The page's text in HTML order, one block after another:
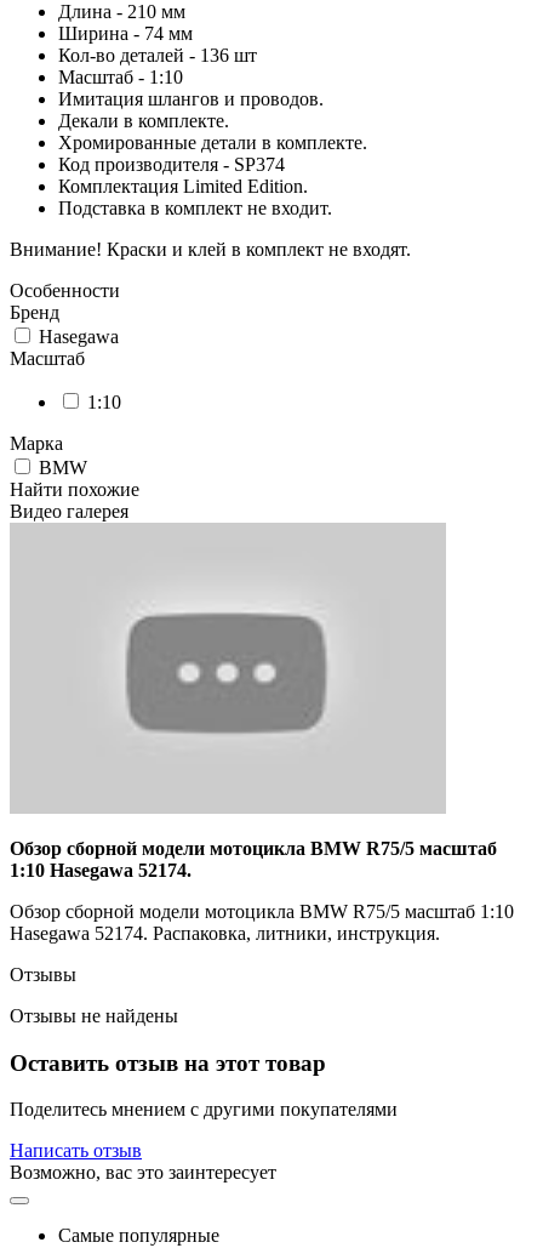
Длина - 210 мм
Ширина - 74 мм
Кол-во деталей - 136 шт
Масштаб - 1:10
Имитация шлангов и проводов.
Декали в комплекте.
Хромированные детали в комплекте.
Код производителя - SP374
Комплектация Limited Edition.
Подставка в комплект не входит.
Внимание! Краски и клей в комплект не входят.
Особенности
Бренд
Hasegawa
Масштаб
1:10
Марка
BMW
Найти похожие
Видео галерея
Обзор сборной модели мотоцикла BMW R75/5 масштаб
1:10 Hasegawa 52174.
Обзор сборной модели мотоцикла BMW R75/5 масштаб 1:10
Hasegawa 52174. Распаковка, литники, инструкция.
Отзывы
Отзывы не найдены
Оставить отзыв на этот товар
Поделитесь мнением с другими покупателями
Написать отзыв
Возможно, вас это заинтересует
Самые популярные